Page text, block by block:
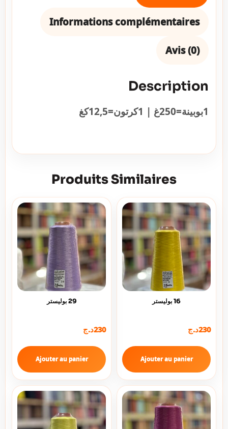
Informations complémentaires
Avis (0)
Description
1بوبينة=250غ | 1كرتون=12,5كغ
Produits Similaires
16 بوليستر
230د.ج
Ajouter au panier
29 بوليستر
230د.ج
Ajouter au panier